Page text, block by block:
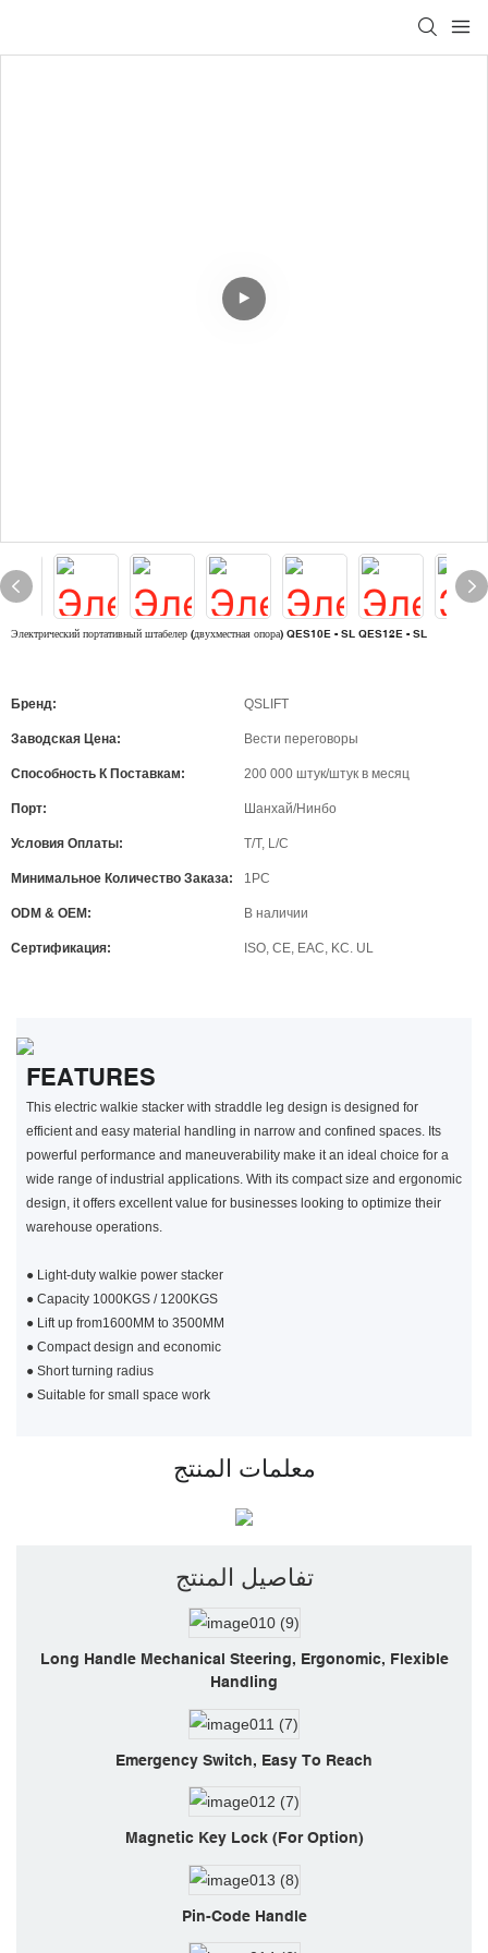
Электрический портативный штабелер (двухместная опора) QES10E - SL QES12E - SL
Бренд: QSLIFT
Заводская Цена: Вести переговоры
Способность К Поставкам: 200 000 штук/штук в месяц
Порт: Шанхай/Нинбо
Условия Оплаты: T/T, L/C
Минимальное Количество Заказа: 1PC
ODM & OEM: В наличии
Сертификация: ISO, CE, EAC, KC. UL
FEATURES
This electric walkie stacker with straddle leg design is designed for
efficient and easy material handling in narrow and confined spaces. Its
powerful performance and maneuverability make it an ideal choice for a
wide range of industrial applications. With its compact size and ergonomic
design, it offers excellent value for businesses looking to optimize their
warehouse operations.
● Light-duty walkie power stacker
● Capacity 1000KGS / 1200KGS
● Lift up from1600MM to 3500MM
● Compact design and economic
● Short turning radius
● Suitable for small space work
معلمات المنتج
تفاصيل المنتج
Long Handle Mechanical Steering, Ergonomic, Flexible
Handling
Emergency Switch, Easy To Reach
Magnetic Key Lock (for Option)
Pin-Code Handle